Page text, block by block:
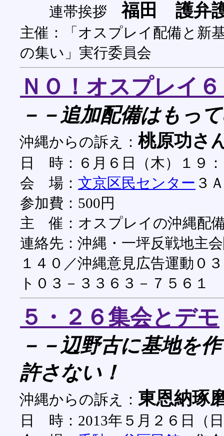
連帯挨拶福田 護弁
主催：「オスプレイ配備と新
の集い」実行委員会
ＮＯ！オスプレイ
－－追加配備はもっ
沖縄からの訴え：桃原功さ
日 時：６月６日（木）１９
会 場： 文京区民センター ３
参加費：500円
主 催：オスプレイの沖縄配
連絡先：沖縄・一坪反戦地主
１４０／沖縄意見広告運動０
ト０３－３３６３－７５６１
５・２６集会とデモ
－－辺野古に基地を
許さない！
沖縄からの訴え： 東恩納琢
日 時：2013年５月２６日（